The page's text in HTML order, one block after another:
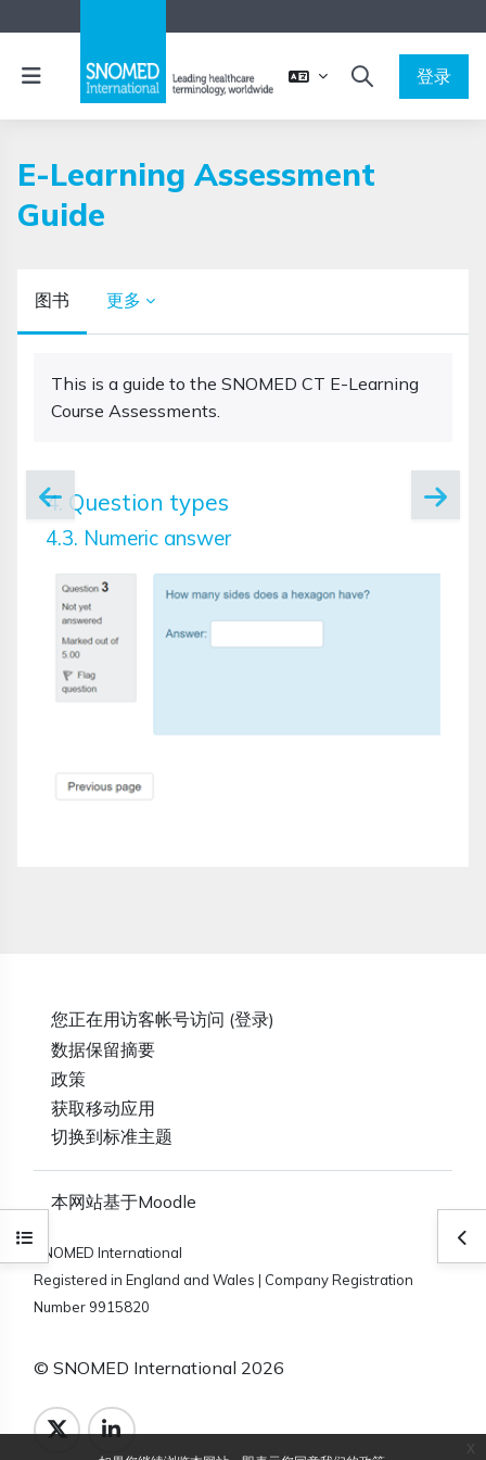
停靠面板
切换搜索输入
登录
打开课程索引 打
E-Learning Assessment
Guide
图书 更多
This is a guide to the SNOMED CT E-Learning
Course Assessments.
4. Question types
4.3. Numeric answer
您正在用访客帐号访问 (登录)
‎数据保留摘要‎
政策
获取移动应用
切换到标准主题
本网站基于Moodle
SNOMED International
Registered in England and Wales | Company Registration
Number 9915820
© SNOMED International 2026